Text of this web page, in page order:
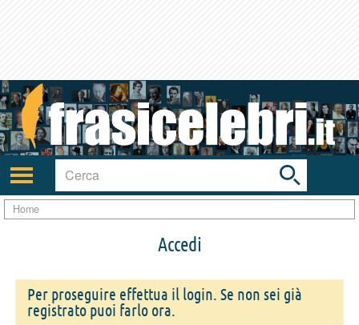
Attiva/disattiva
navigazione
Toggle
search
bar
Home
Accedi
Per proseguire effettua il login. Se non sei già
registrato puoi farlo ora.